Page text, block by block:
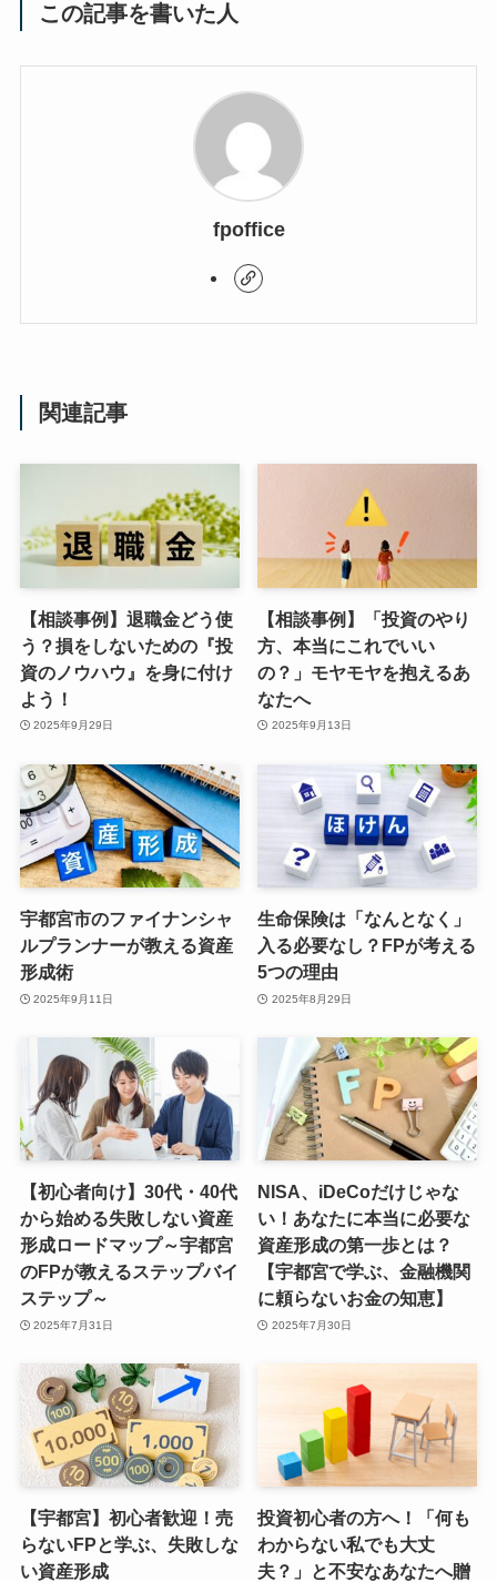
この記事を書いた人
fpoffice
関連記事
【相談事例】退職金どう使
う？損をしないための『投
資のノウハウ』を身に付け
よう！
2025年9月29日
【相談事例】「投資のやり
方、本当にこれでいい
の？」モヤモヤを抱えるあ
なたへ
2025年9月13日
宇都宮市のファイナンシャ
ルプランナーが教える資産
形成術
2025年9月11日
生命保険は「なんとなく」
入る必要なし？FPが考える
5つの理由
2025年8月29日
【初心者向け】30代・40代
から始める失敗しない資産
形成ロードマップ～宇都宮
のFPが教えるステップバイ
ステップ～
2025年7月31日
NISA、iDeCoだけじゃな
い！あなたに本当に必要な
資産形成の第一歩とは？
【宇都宮で学ぶ、金融機関
に頼らないお金の知恵】
2025年7月30日
【宇都宮】初心者歓迎！売
らないFPと学ぶ、失敗しな
い資産形成
投資初心者の方へ！「何も
わからない私でも大丈
夫？」と不安なあなたへ贈